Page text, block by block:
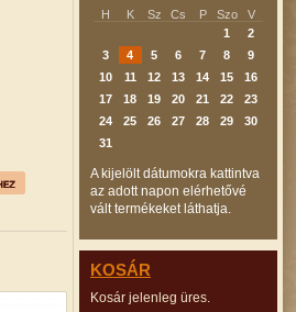
H K Sz Cs P Szo
V
1
2
3
4 5 6 7 8
9
10
11 12 13 14 15
16
17
18 19 20 21 22
23
24
25 26 27 28 29
30
31
A kijelölt dátumokra kattintva
az adott napon elérhetővé
vált termékeket láthatja.
KOSÁR
Kosár jelenleg üres.